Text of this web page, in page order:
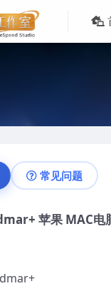
常见问题
苹果 MAC电